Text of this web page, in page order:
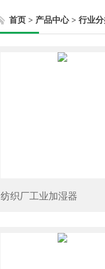
首页 > 产品中心> 行业
纺织厂工业加湿器